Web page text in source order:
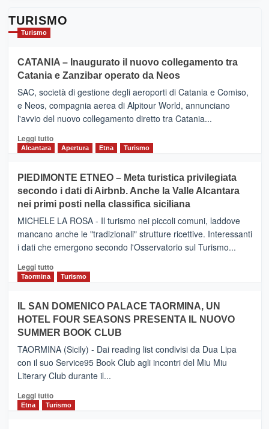
TURISMO
Turismo
CATANIA – Inaugurato il nuovo collegamento tra
Catania e Zanzibar operato da Neos
SAC, società di gestione degli aeroporti di Catania e Comiso,
e Neos, compagnia aerea di Alpitour World, annunciano
l'avvio del nuovo collegamento diretto tra Catania...
Leggi tuttoLeggi
CATANIA
–
Inaugurato
il
nuovo
collegamento
tra
e
Zanzibar
da
Neos
Alcantara Apertura Etna Turismo
PIEDIMONTE ETNEO – Meta turistica privilegiata
secondo i dati di Airbnb. Anche la Valle Alcantara
nei primi posti nella classifica siciliana
MICHELE LA ROSA - Il turismo nei piccoli comuni, laddove
mancano anche le "tradizionali" strutture ricettive. Interessanti
i dati che emergono secondo l'Osservatorio sul Turismo...
Leggi tuttoLeggi
PIEDIMONTE
ETNEO
–
Meta
turistica
privilegiata
secondo
dati
di
Taormina Turismo
IL SAN DOMENICO PALACE TAORMINA, UN
HOTEL FOUR SEASONS PRESENTA IL NUOVO
SUMMER BOOK CLUB
TAORMINA (Sicily) - Dai reading list condivisi da Dua Lipa
con il suo Service95 Book Club agli incontri del Miu Miu
Literary Club durante il...
Leggi tuttoLeggi
di
Etna Turismo